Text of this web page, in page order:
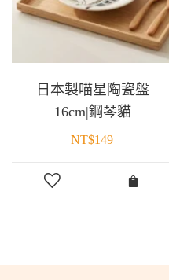
日本製喵星陶瓷盤
16cm|鋼琴貓
NT$149